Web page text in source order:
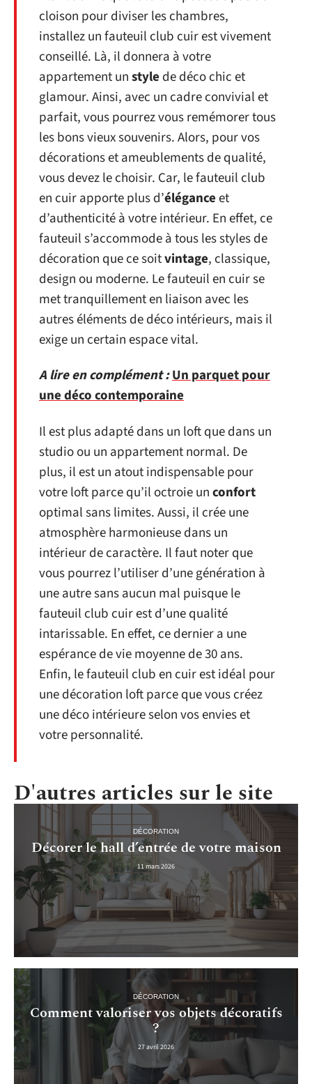
cloison pour diviser les chambres,
installez un fauteuil club cuir est vivement
conseillé. Là, il donnera à votre
appartement unstyle de déco chic et
glamour. Ainsi, avec un cadre convivial et
parfait, vous pourrez vous remémorer tous
les bons vieux souvenirs. Alors, pour vos
décorations et ameublements de qualité,
vous devez le choisir. Car, le fauteuil club
en cuir apporte plus d’éléganceet
d’authenticité à votre intérieur. En effet, ce
fauteuil s’accommode à tous les styles de
décoration que ce soitvintage, classique,
design ou moderne. Le fauteuil en cuir se
met tranquillement en liaison avec les
autres éléments de déco intérieurs, mais il
exige un certain espace vital.
A lire en complément :Un parquet pour
une déco contemporaine
Il est plus adapté dans un loft que dans un
studio ou un appartement normal. De
plus, il est un atout indispensable pour
votre loft parce qu’il octroie unconfort
optimal sans limites. Aussi, il crée une
atmosphère harmonieuse dans un
intérieur de caractère. Il faut noter que
vous pourrez l’utiliser d’une génération à
une autre sans aucun mal puisque le
fauteuil club cuir est d’une qualité
intarissable. En effet, ce dernier a une
espérance de vie moyenne de 30 ans.
Enfin, le fauteuil club en cuir est idéal pour
une décoration loft parce que vous créez
une déco intérieure selon vos envies et
votre personnalité.
D'autres articles sur le site
DÉCORATION
Décorer le hall d’entrée de votre maison
11 mars 2026
DÉCORATION
Comment valoriser vos objets décoratifs
?
27 avril 2026